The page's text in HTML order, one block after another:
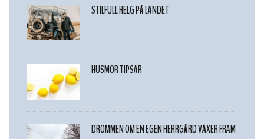
STILFULL HELG PÅ LANDET
HUSMOR TIPSAR
DRÖMMEN OM EN EGEN HERRGÅRD VÄXER FRAM